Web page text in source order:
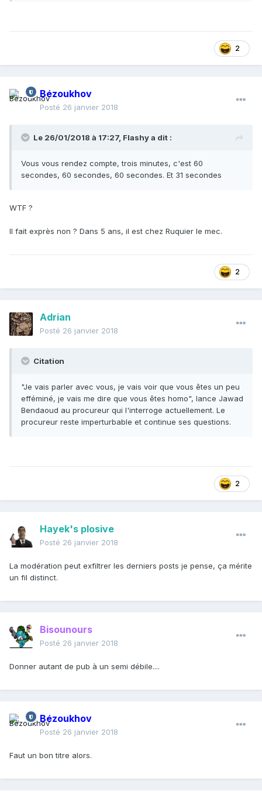
2
Bézoukhov
Posté 26 janvier 2018
Le 26/01/2018 à 17:27, Flashya dit :
Vous vous rendez compte, trois minutes, c'est 60
secondes, 60 secondes, 60 secondes. Et 31 secondes
WTF ?
Il fait exprès non ? Dans 5 ans, il est chez Ruquier le mec.
2
Adrian
Posté 26 janvier 2018
Citation
"Je vais parler avec vous, je vais voir que vous êtes un peu
efféminé, je vais me dire que vous êtes homo", lance Jawad
Bendaoud au procureur qui l'interroge actuellement. Le
procureur reste imperturbable et continue ses questions.
2
Hayek's plosive
Posté 26 janvier 2018
La modération peut exfiltrer les derniers posts je pense, ça mérite
un fil distinct.
Bisounours
Posté 26 janvier 2018
Donner autant de pub à un semi débile....
Bézoukhov
Posté 26 janvier 2018
Faut un bon titre alors.